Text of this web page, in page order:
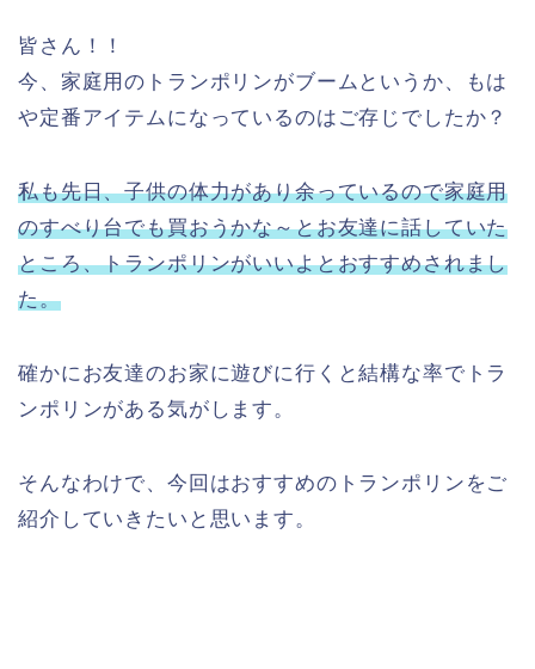
皆さん！！
今、家庭用のトランポリンがブームというか、もは
や定番アイテムになっているのはご存じでしたか？
私も先日、子供の体力があり余っているので家庭用
のすべり台でも買おうかな～とお友達に話していた
ところ、トランポリンがいいよとおすすめされまし
た。
確かにお友達のお家に遊びに行くと結構な率でトラ
ンポリンがある気がします。
そんなわけで、今回はおすすめのトランポリンをご
紹介していきたいと思います。